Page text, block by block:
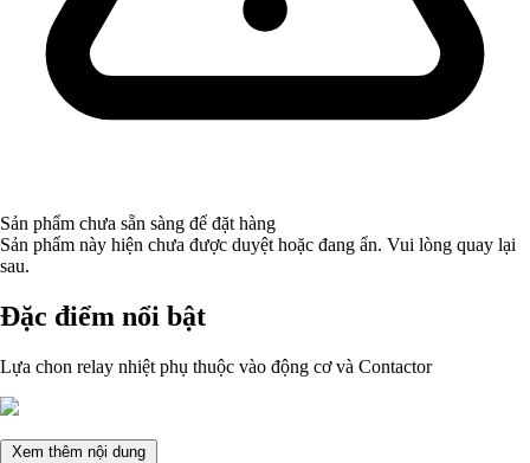
Sản phẩm chưa sẵn sàng để đặt hàng
Sản phẩm này hiện chưa được duyệt hoặc đang ẩn. Vui lòng quay lại
sau.
Đặc điểm nổi bật
Lựa chon relay nhiệt phụ thuộc vào động cơ và Contactor
Xem thêm nội dung